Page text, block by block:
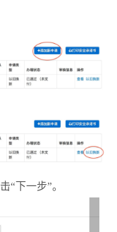
“下一步”。